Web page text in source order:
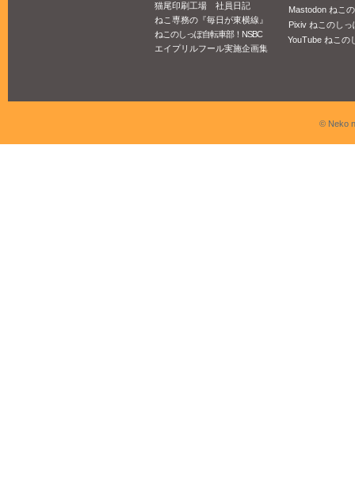
猫尾印刷工場 社員日記
ねこ専務の『毎日が東横線』
ねこのしっぽ自転車部！NSBC
エイプリルフール実施企画集
Mastodon ねこ
Pixiv ねこのしっ
YouTube ねこの
© Neko